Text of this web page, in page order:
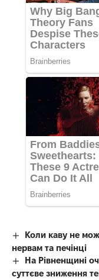
Коли каву не
нервам та печінці
На Рівненщині
суттєве зниження